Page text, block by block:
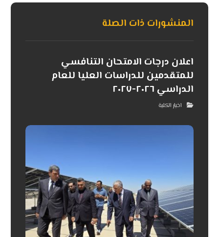
المنشورات ذات الصلة
اعلان درجات الامتحان التنافسي
للمتقدمين للدراسات العليا للعام
الدراسي ٢٠٢٦-٢٠٢٧
اخبار الكلية